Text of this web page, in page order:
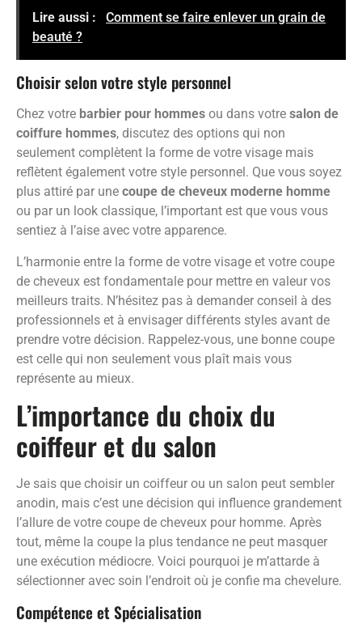
Lire aussi :
Comment se faire enlever un grain de
beauté ?
Choisir selon votre style personnel
Chez votre barbier pour hommes ou dans votre salon de
coiffure hommes, discutez des options qui non
seulement complètent la forme de votre visage mais
reflètent également votre style personnel. Que vous soyez
plus attiré par une coupe de cheveux moderne homme
ou par un look classique, l’important est que vous vous
sentiez à l’aise avec votre apparence.
L’harmonie entre la forme de votre visage et votre coupe
de cheveux est fondamentale pour mettre en valeur vos
meilleurs traits. N’hésitez pas à demander conseil à des
professionnels et à envisager différents styles avant de
prendre votre décision. Rappelez-vous, une bonne coupe
est celle qui non seulement vous plaît mais vous
représente au mieux.
L’importance du choix du
coiffeur et du salon
Je sais que choisir un coiffeur ou un salon peut sembler
anodin, mais c’est une décision qui influence grandement
l’allure de votre coupe de cheveux pour homme. Après
tout, même la coupe la plus tendance ne peut masquer
une exécution médiocre. Voici pourquoi je m’attarde à
sélectionner avec soin l’endroit où je confie ma chevelure.
Compétence et Spécialisation